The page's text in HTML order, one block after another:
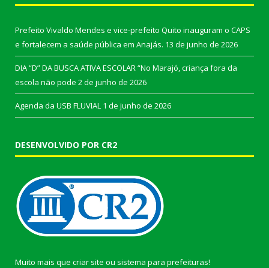
Prefeito Vivaldo Mendes e vice-prefeito Quito inauguram o CAPS
e fortalecem a saúde pública em Anajás. 13 de junho de 2026
DIA “D” DA BUSCA ATIVA ESCOLAR “No Marajó, criança fora da
escola não pode 2 de junho de 2026
Agenda da USB FLUVIAL 1 de junho de 2026
DESENVOLVIDO POR CR2
Muito mais que criar site ou sistema para prefeituras!